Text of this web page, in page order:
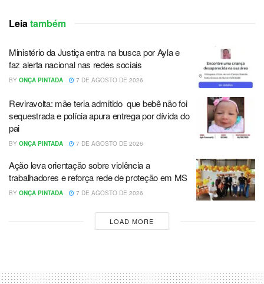
Leiatambém
Ministério da Justiça entra na busca por Ayla e
faz alerta nacional nas redes sociais
BY ONÇA PINTADA 7 DE AGOSTO DE 2026
Reviravolta: mãe teria admitido que bebê não foi
sequestrada e polícia apura entrega por dívida do
pai
BY ONÇA PINTADA 7 DE AGOSTO DE 2026
Ação leva orientação sobre violência a
trabalhadores e reforça rede de proteção em MS
BY ONÇA PINTADA 7 DE AGOSTO DE 2026
LOAD MORE